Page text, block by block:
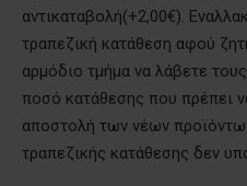
αντικαταβολή(+2,00€).
τραπεζική κατάθεση αφού
αρμόδιο τμήμα να λάβετε
ποσό κατάθεσης που πρέπει
αποστολή των νέων
τραπεζικής κατάθεσης δεν